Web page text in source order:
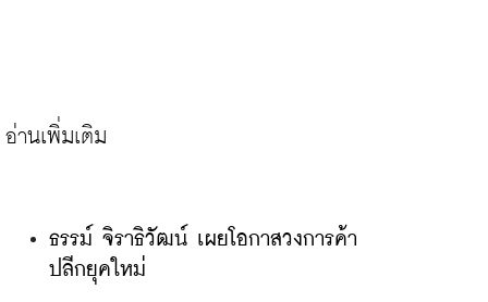
ธรรม์ จิราธิวัฒน์ เผยโอกาสวงการค้า
ปลีกยุคใหม่